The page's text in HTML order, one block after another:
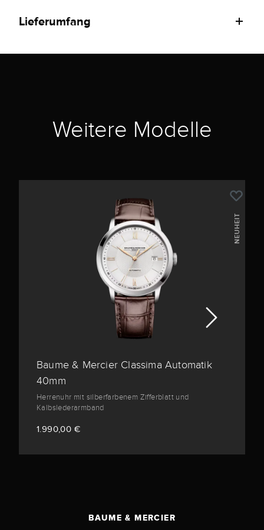
Lieferumfang
Weitere Modelle
NEUHEIT
Baume & Mercier Classima Automatik
40mm
Herrenuhr mit silberfarbenem Zifferblatt und
Kalbslederarmband
1.990,00 €
BAUME & MERCIER